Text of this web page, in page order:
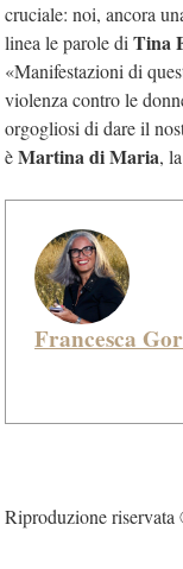
cruciale: noi, ancora
linea le parole diTina
«Manifestazioni di
violenza contro le
orgogliosi di dare il
èMartina di Maria,
Francesca
Riproduzione